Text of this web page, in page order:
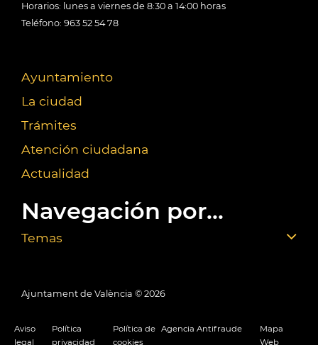
Horarios: lunes a viernes de 8:30 a 14:00 horas
Teléfono: 963 52 54 78
Ayuntamiento
La ciudad
Trámites
Atención ciudadana
Actualidad
Navegación por...
Temas
Ajuntament de València © 2026
Aviso
legal
Política
privacidad
Política de
cookies
Agencia Antifraude
Mapa
Web